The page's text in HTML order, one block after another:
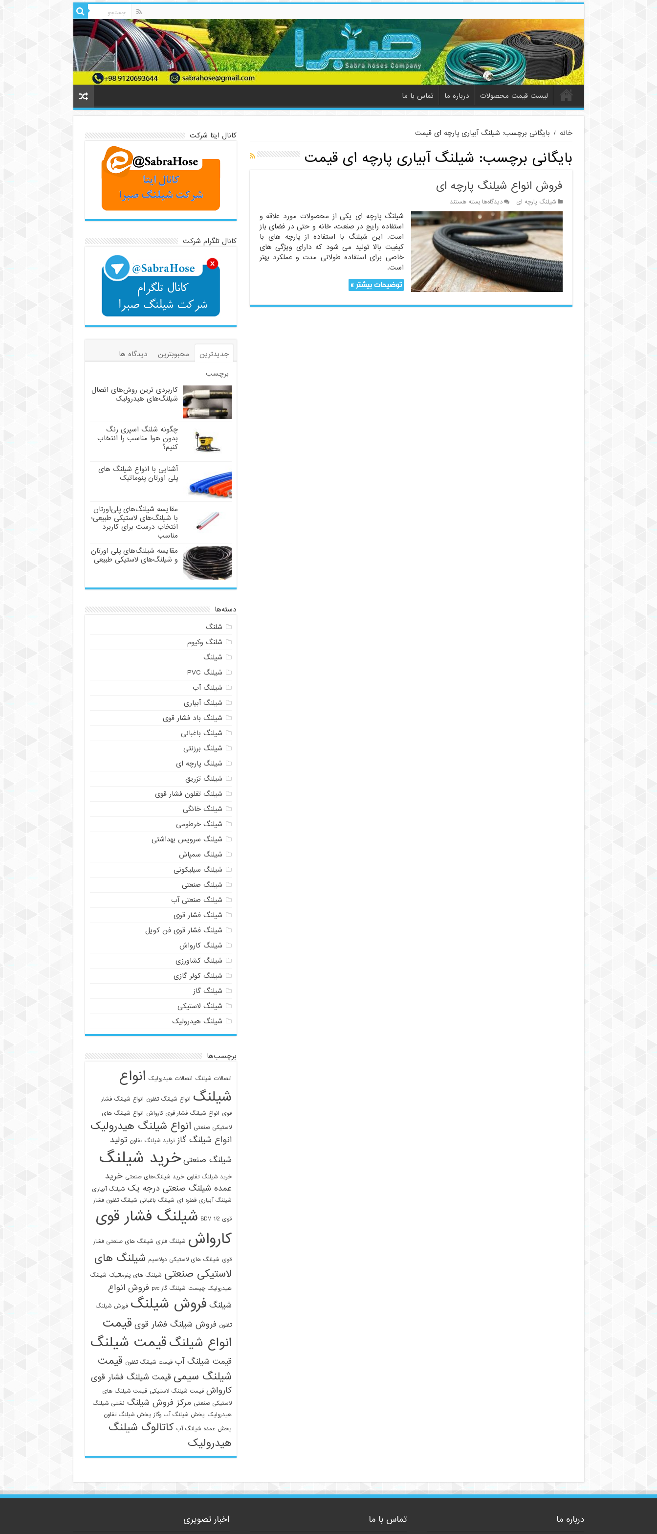
لیست قیمت محصولات درباره ما تماس با ما
خانه / بایگانی برچسب: شیلنگ آبیاری پارچه ای قیمت
بایگانی برچسب: شیلنگ آبیاری پارچه ای قیمت
فروش انواع شیلنگ پارچه ای
شیلنگ پارچه‌ ای دیدگاه‌هابرای
فروش
انواع
شیلنگ
پارچه
ای
بسته هستند
شیلنگ پارچه ای یکی از محصولات مورد علاقه و
استفاده رایج در صنعت، خانه و حتی در فضای باز
است. این شیلنگ با استفاده از پارچه های با
کیفیت بالا تولید می شود که دارای ویژگی های
خاصی برای استفاده طولانی مدت و عملکرد بهتر
است.
توضیحات بیشتر »
کانال ایتا شرکت
کانال تلگرام شرکت
جدیدترین محبوبترین
دیدگاه ها
برچسب
کاربردی ترین روش‌های اتصال
شیلنگ‌های هیدرولیک
چگونه شلنگ اسپری رنگ
بدون هوا مناسب را انتخاب
کنیم؟
آشنایی با انواع شیلنگ های
پلی اورتان پنوماتیک
مقایسه شیلنگ‌های پلی‌اورتان
با شیلنگ‌های لاستیکی طبیعی؛
انتخاب درست برای کاربرد
مناسب
مقایسه شیلنگ‌های پلی اورتان
و شیلنگ‌های لاستیکی طبیعی
دسته‌ها
شلنگ
شلنگ وکیوم
شیلنگ
شیلنگ PVC
شیلنگ آب
شیلنگ آبیاری
شیلنگ باد فشار قوی
شیلنگ باغبانی
شیلنگ برزنتی
شیلنگ پارچه‌ ای
شیلنگ تزریق
شیلنگ تفلون فشار قوی
شیلنگ خانگی
شیلنگ خرطومی
شیلنگ سرویس بهداشتی
شیلنگ سمپاش
شیلنگ سیلیکونی
شیلنگ صنعتی
شیلنگ صنعتی آب
شیلنگ فشار قوی
شیلنگ فشار قوی فن کویل
شیلنگ کارواش
شیلنگ کشاورزی
شیلنگ کولر گازی
شیلنگ گاز
شیلنگ لاستیکی
شیلنگ هیدرولیک
برچسب‌ها
اتصالات شیلنگ اتصالات هیدرولیک انواع
شیلنگ انواع شیلنگ تفلون انواع شیلنگ فشار
قوی انواع شیلنگ فشار قوی کارواش انواع شیلنگ های
لاستیکی صنعتی انواع شیلنگ هیدرولیک
انواع شیلنگ گاز تولید شیلنگ تفلون تولید
شیلنگ صنعتی خرید شیلنگ
خرید شیلنگ تفلون خرید شیلنگ‌های صنعتی خرید
عمده شیلنگ صنعتی درجه یک شیلنگ آبیاری
شیلنگ آبیاری قطره ای شیلنگ باغبانی شیلنگ تفلون فشار
قوی 1/2 BDM
شیلنگ فشار قوی
کارواش شیلنگ فلزی شیلنگ های صنعتی فشار
قوی شیلنگ های لاستیکی دولاسیم شیلنگ های
لاستیکی صنعتی شیلنگ های پنوماتیک شیلنگ
هیدرولیک چیست شیلنگ گاز pvc
فروش انواع
شیلنگ فروش شیلنگ فروش شیلنگ
تفلون فروش شیلنگ فشار قوی قیمت
انواع شیلنگقیمت شیلنگ
قیمت شیلنگ آب قیمت شیلنگ تفلون قیمت
شیلنگ سیمی قیمت شیلنگ فشار قوی
کارواش قیمت شیلنگ لاستیکی قیمت شیلنگ های
لاستیکی صنعتی مرکز فروش شیلنگ نشتی شیلنگ
هیدرولیک پخش شیلنگ آب وگاز پخش شیلنگ تفلون
پخش عمده شیلنگ آب کاتالوگ شیلنگ
هیدرولیک
درباره ما تماس با ما اخبار تصویری